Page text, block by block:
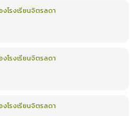
โรงเรียนจิตรลดา
โรงเรียนจิตรลดา
โรงเรียนจิตรลดา